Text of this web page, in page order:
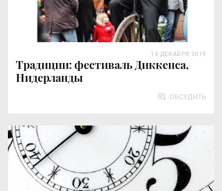
Традиции: фестиваль Диккенса,
Нидерланды
14 ДЕКАБРЯ 2019
ОБСУДИТЬ